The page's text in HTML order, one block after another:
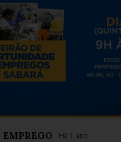
EMPREGO Há 1 ano